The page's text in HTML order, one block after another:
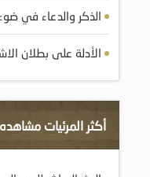
الذكر والدعاء في
الأدلة على بطلان
أكثر المرئيات مشاهده